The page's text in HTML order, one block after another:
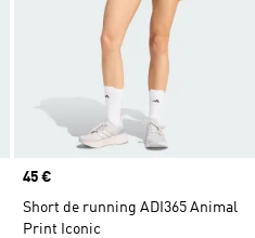
Prix
45 €
Short de running ADI365 Animal
Print Iconic